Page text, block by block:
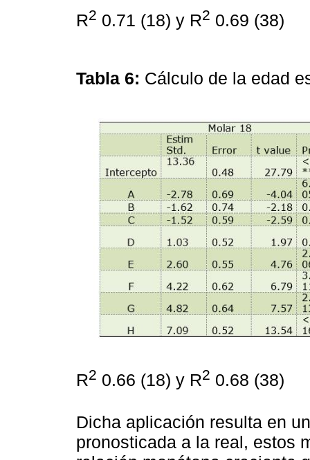
R2 0.71 (18) y R2 0.69 (38)
Tabla 6: Cálculo de la edad
R2 0.66 (18) y R2 0.68 (38)
Dicha aplicación resulta en
pronosticada a la real, estos